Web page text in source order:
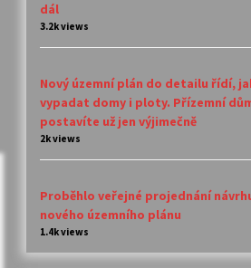
dál
3.2k views
Nový územní plán do detailu řídí,
vypadat domy i ploty. Přízemní
postavíte už jen výjimečně
2k views
Proběhlo veřejné projednání
nového územního plánu
1.4k views